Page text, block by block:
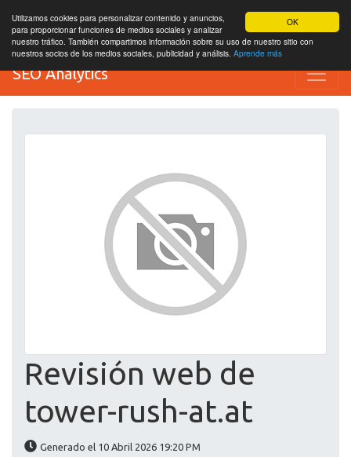
OK
Utilizamos cookies para personalizar contenido y anuncios,
para proporcionar funciones de medios sociales y analizar
nuestro tráfico. También compartimos información sobre su uso de nuestro sitio con
nuestros socios de los medios sociales, publicidad y análisis. Aprende más
SEO Analytics
Revisión web de
tower-rush-at.at
Generado el 10 Abril 2026 19:20 PM